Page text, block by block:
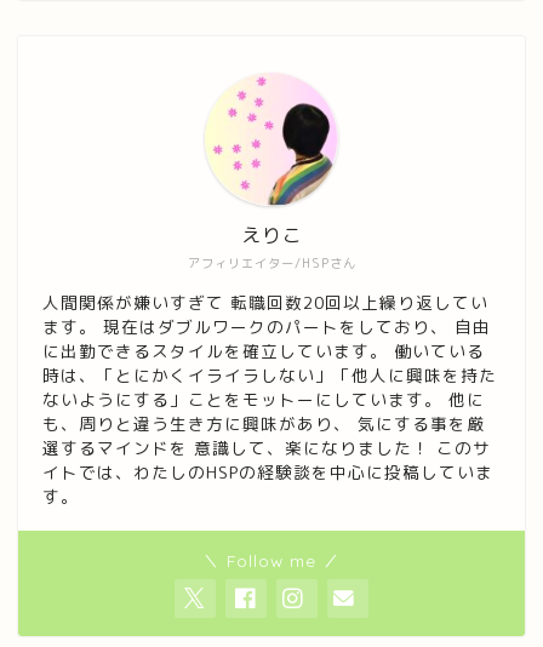
アフィリエイター/HSPさん
えりこ
人間関係が嫌いすぎて 転職回数20回以上繰り返してい
ます。 現在はダブルワークのパートをしており、 自由
に出勤できるスタイルを確立しています。 働いている
時は、「とにかくイライラしない」「他人に興味を持た
ないようにする」ことをモットーにしています。 他に
も、周りと違う生き方に興味があり、 気にする事を厳
選するマインドを 意識して、楽になりました！ このサ
イトでは、わたしのHSPの経験談を中心に投稿していま
す。
＼ Follow me ／